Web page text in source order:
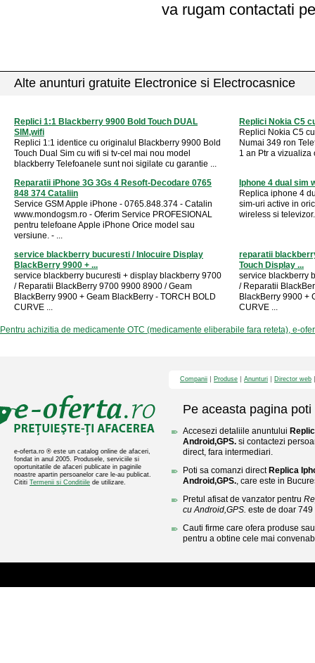
va rugam contactati
Alte anunturi gratuite Electronice si Electrocasnice
Replici 1:1 Blackberry 9900 Bold Touch DUAL
SIM,wifi
Replici 1:1 identice cu originalul Blackberry 9900 Bold
Touch Dual Sim cu wifi si tv-cel mai nou model
blackberry Telefoanele sunt noi sigilate cu garantie ...
Replici Nokia C5
Replici Nokia C5
Numai 349 ron
1 an Ptr a vizualiza
Reparatii iPhone 3G 3Gs 4 Resoft-Decodare 0765
848 374 Cataliin
Service GSM Apple iPhone - 0765.848.374 - Catalin
www.mondogsm.ro - Oferim Service PROFESIONAL
pentru telefoane Apple iPhone Orice model sau
versiune. - ...
Iphone 4 dual sim
Replica iphone 4
sim-uri active in
wireless si
service blackberry bucuresti / Inlocuire Display
BlackBerry 9900 + ...
service blackberry bucuresti + display blackberry 9700
/ Reparatii BlackBerry 9700 9900 8900 / Geam
BlackBerry 9900 + Geam BlackBerry - TORCH BOLD
CURVE ...
reparatii
Touch Display ...
service blackberry
/ Reparatii
BlackBerry 9900 +
CURVE ...
Pentru achizitia de medicamente OTC (medicamente eliberabile fara reteta), e-
e-oferta.ro ® este un catalog online de afaceri,
fondat in anul 2005. Produsele, serviciile si
oportunitatile de afaceri publicate in paginile
noastre apartin persoanelor care le-au publicat.
Cititi Termenii si Conditiile de utilizare.
Companii Produse Anunturi Director web
Pe aceasta pagina poti
Accesezi detaliile anuntului
Android,GPS. si contactezi
direct, fara intermediari.
Poti sa comanzi direct Replica
Android,GPS., care este in
Pretul afisat de vanzator pentru
cu Android,GPS. este de doar 749
Cauti firme care ofera produse
pentru a obtine cele mai